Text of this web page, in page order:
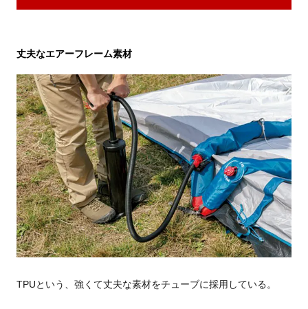
丈夫なエアーフレーム素材
TPUという、強くて丈夫な素材をチューブに採用している。